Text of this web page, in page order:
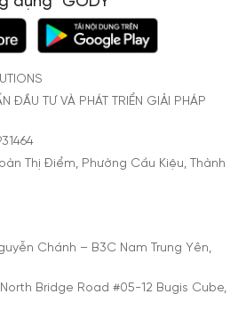
ĐẦU TƯ VÀ PHÁT TRIỂN GIẢI PHÁP
Thị Điểm, Phường Cầu Kiệu, Thành
Chánh – B3C Nam Trung Yên,
Bridge Road #05-12 Bugis Cube,